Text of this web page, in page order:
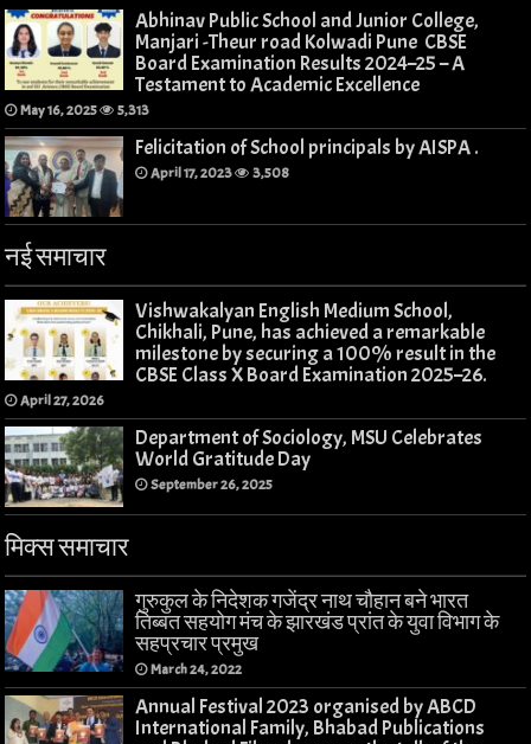
Abhinav Public School and Junior College,
Manjari -Theur road Kolwadi Pune CBSE
Board Examination Results 2024–25 – A
Testament to Academic Excellence
May 16, 2025 5,313
Felicitation of School principals by AISPA .
April 17, 2023 3,508
नई समाचार
Vishwakalyan English Medium School,
Chikhali, Pune, has achieved a remarkable
milestone by securing a 100% result in the
CBSE Class X Board Examination 2025–26.
April 27, 2026
Department of Sociology, MSU Celebrates
World Gratitude Day
September 26, 2025
मिक्स समाचार
गुरुकुल के निदेशक गजेंद्र नाथ चौहान बने भारत
तिब्बत सहयोग मंच के झारखंड प्रांत के युवा विभाग के
सहप्रचार प्रमुख
March 24, 2022
Annual Festival 2023 organised by ABCD
International Family, Bhabad Publications